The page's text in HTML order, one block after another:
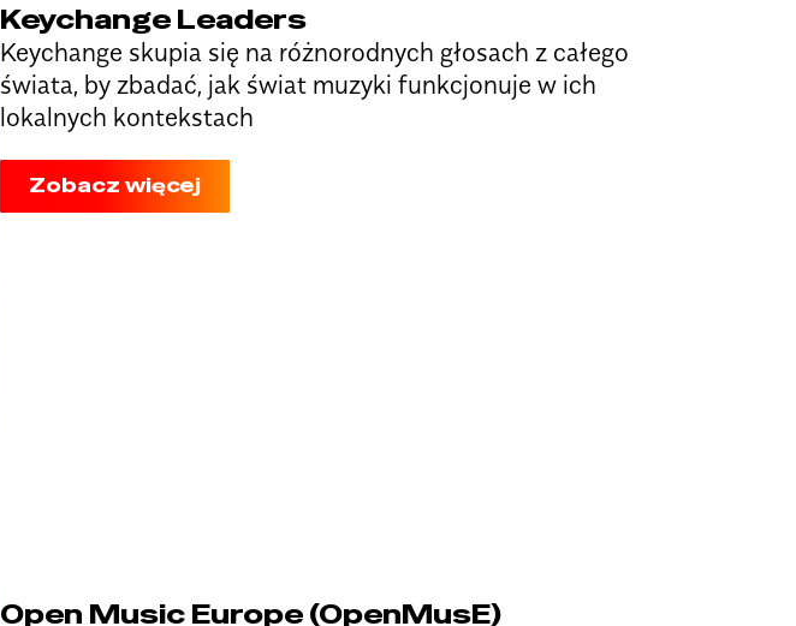
Keychange Leaders
Keychange skupia się na różnorodnych głosach z całego
świata, by zbadać, jak świat muzyki funkcjonuje w ich
lokalnych kontekstach
Zobacz więcej
Open Music Europe (OpenMusE)